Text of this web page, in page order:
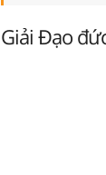
Giải Đạo